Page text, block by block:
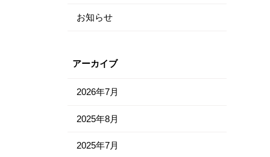
お知らせ
アーカイブ
2026年7月
2025年8月
2025年7月